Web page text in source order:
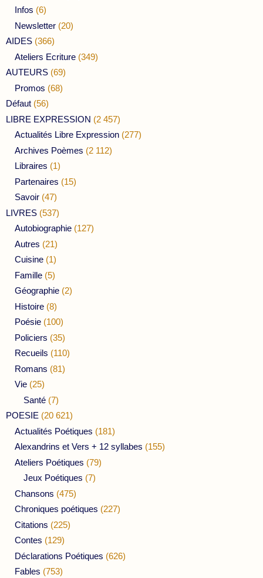
Infos (6)
Newsletter (20)
AIDES (366)
Ateliers Ecriture (349)
AUTEURS (69)
Promos (68)
Défaut (56)
LIBRE EXPRESSION (2 457)
Actualités Libre Expression (277)
Archives Poèmes (2 112)
Libraires (1)
Partenaires (15)
Savoir (47)
LIVRES (537)
Autobiographie (127)
Autres (21)
Cuisine (1)
Famille (5)
Géographie (2)
Histoire (8)
Poésie (100)
Policiers (35)
Recueils (110)
Romans (81)
Vie (25)
Santé (7)
POESIE (20 621)
Actualités Poétiques (181)
Alexandrins et Vers + 12 syllabes (155)
Ateliers Poétiques (79)
Jeux Poétiques (7)
Chansons (475)
Chroniques poétiques (227)
Citations (225)
Contes (129)
Déclarations Poétiques (626)
Fables (753)